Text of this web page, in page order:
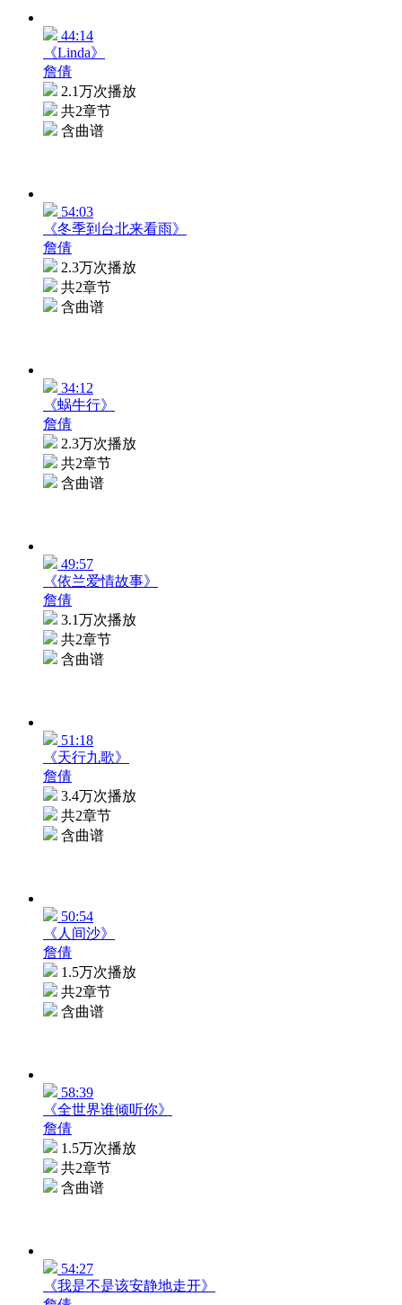
44:14
《Linda》
詹倩
2.1万次播放
共2章节
含曲谱
54:03
《冬季到台北来看雨》
詹倩
2.3万次播放
共2章节
含曲谱
34:12
《蜗牛行》
詹倩
2.3万次播放
共2章节
含曲谱
49:57
《依兰爱情故事》
詹倩
3.1万次播放
共2章节
含曲谱
51:18
《天行九歌》
詹倩
3.4万次播放
共2章节
含曲谱
50:54
《人间沙》
詹倩
1.5万次播放
共2章节
含曲谱
58:39
《全世界谁倾听你》
詹倩
1.5万次播放
共2章节
含曲谱
54:27
《我是不是该安静地走开》